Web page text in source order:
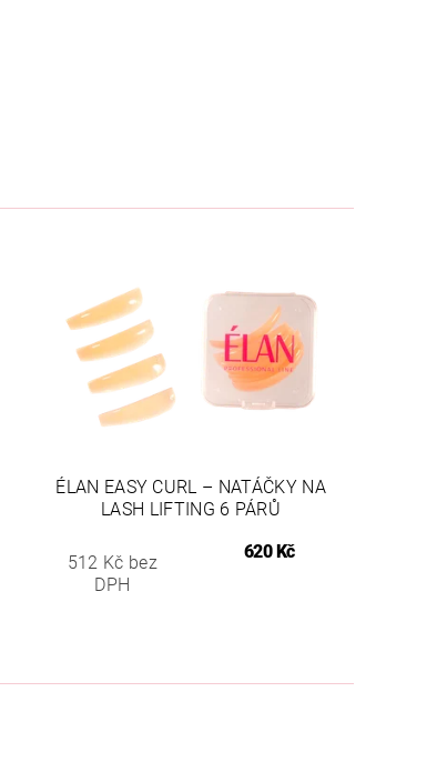
ÉLAN EASY CURL – NATÁČKY NA
LASH LIFTING 6 PÁRŮ
512 Kč bez
DPH
620 Kč